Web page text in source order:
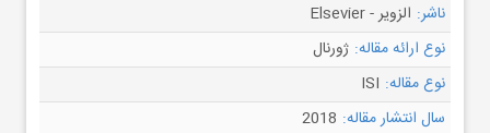
ناشر: الزویر - Elsevier
نوع ارائه مقاله: ژورنال
نوع مقاله: ISI
سال انتشار مقاله: 2018